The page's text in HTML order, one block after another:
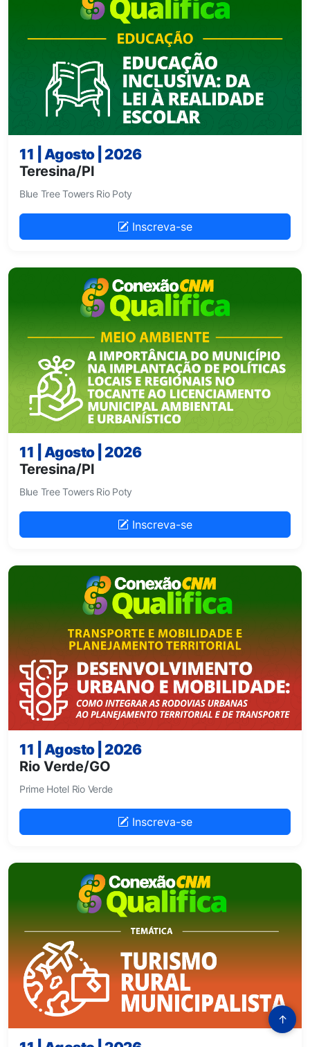
11 | Agosto | 2026
Teresina/PI
Blue Tree Towers Rio Poty
Inscreva-se
11 | Agosto | 2026
Teresina/PI
Blue Tree Towers Rio Poty
Inscreva-se
11 | Agosto | 2026
Rio Verde/GO
Prime Hotel Rio Verde
Inscreva-se
↑